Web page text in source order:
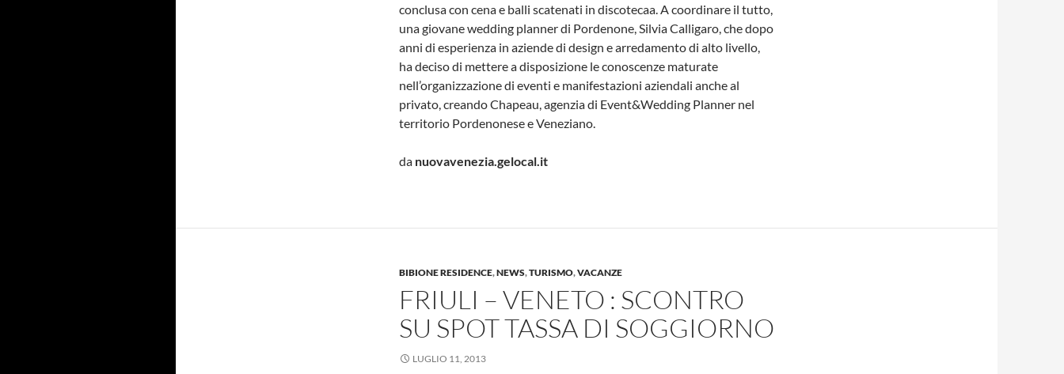
conclusa con cena e balli scatenati in discotecaa. A coordinare il tutto,
una giovane wedding planner di Pordenone, Silvia Calligaro, che dopo
anni di esperienza in aziende di design e arredamento di alto livello,
ha deciso di mettere a disposizione le conoscenze maturate
nell’organizzazione di eventi e manifestazioni aziendali anche al
privato, creando Chapeau, agenzia di Event&Wedding Planner nel
territorio Pordenonese e Veneziano.
da nuovavenezia.gelocal.it
BIBIONE RESIDENCE,NEWS,TURISMO,VACANZE
FRIULI – VENETO : SCONTRO
SU SPOT TASSA DI SOGGIORNO
LUGLIO 11, 2013